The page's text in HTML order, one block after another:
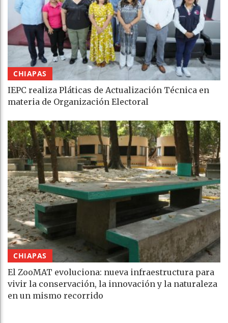
CHIAPAS
IEPC realiza Pláticas de Actualización Técnica en
materia de Organización Electoral
CHIAPAS
El ZooMAT evoluciona: nueva infraestructura para
vivir la conservación, la innovación y la naturaleza
en un mismo recorrido